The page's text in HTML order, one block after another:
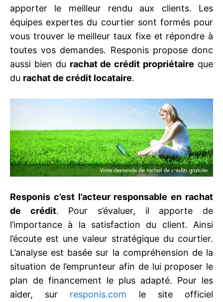
apporter le meilleur rendu aux clients. Les
équipes expertes du courtier sont formés pour
vous trouver le meilleur taux fixe et répondre à
toutes vos demandes. Responis propose donc
aussi bien du rachat de crédit propriétaire que
du rachat de crédit locataire.
Responis c’est l’acteur responsable en rachat
de crédit. Pour s’évaluer, il apporte de
l’importance à la satisfaction du client. Ainsi
l’écoute est une valeur stratégique du courtier.
L’analyse est basée sur la compréhension de la
situation de l’emprunteur afin de lui proposer le
plan de financement le plus adapté. Pour les
aider, sur responis.com le site officiel